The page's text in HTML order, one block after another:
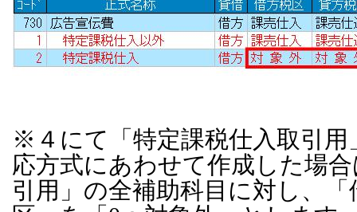
※４にて「特定課税仕入取引用
応方式にあわせて作成した場
引用」の全補助科目に対し、